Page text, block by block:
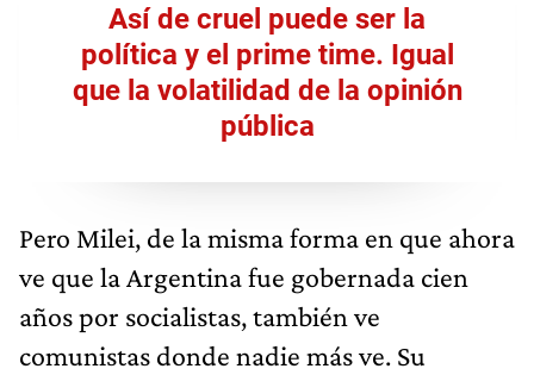
Así de cruel puede ser la
política y el prime time. Igual
que la volatilidad de la opinión
pública
Pero Milei, de la misma forma en que ahora
ve que la Argentina fue gobernada cien
años por socialistas, también ve
comunistas donde nadie más ve. Su